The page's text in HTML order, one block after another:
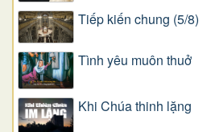
Tiếp kiến chung (5/8)
Tình yêu muôn thuở
Khi Chúa thinh lặng